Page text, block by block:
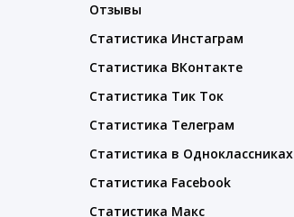
Отзывы
Статистика Инстаграм
Статистика ВКонтакте
Статистика Тик Ток
Статистика Телеграм
Статистика в Одноклассниках
Статистика Facebook
Статистика Макс